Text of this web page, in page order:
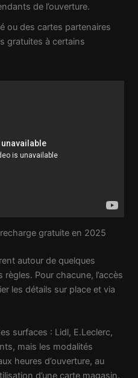
de l’ouverture.
ou des cartes partenaires
gratuites à certains
gratuite en 2025
autour de quelques
Pour chacune, l’accès
les détails sur place et via
surfaces : Lidl, E.Leclerc,
mais les modalités
heures d’ouverture, au